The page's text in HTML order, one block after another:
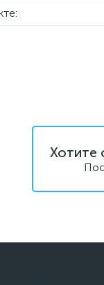
Хотите